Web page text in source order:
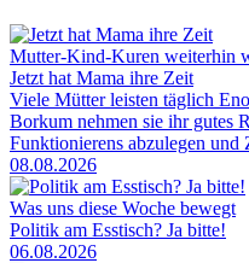
Mutter-Kind-Kuren weiterhin
Jetzt hat Mama ihre Zeit
Viele Mütter leisten täglich
Borkum nehmen sie ihr gutes
Funktionierens abzulegen und
08.08.2026
Was uns diese Woche bewegt
Politik am Esstisch? Ja bitte!
06.08.2026